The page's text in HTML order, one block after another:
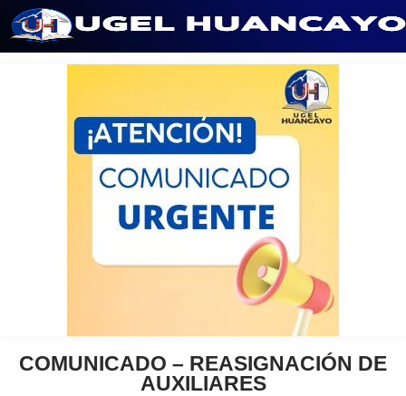
COMUNICADO – REASIGNACIÓN DE
AUXILIARES